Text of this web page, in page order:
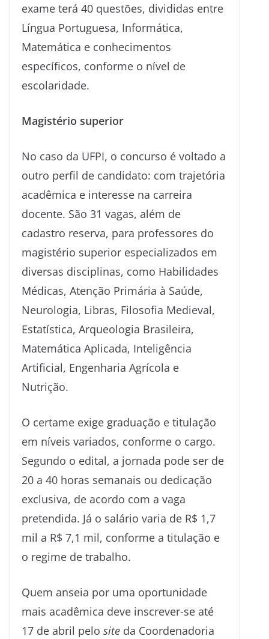
exame terá 40 questões, divididas entre
Língua Portuguesa, Informática,
Matemática e conhecimentos
específicos, conforme o nível de
escolaridade.
Magistério superior
No caso da UFPI, o concurso é voltado a
outro perfil de candidato: com trajetória
acadêmica e interesse na carreira
docente. São 31 vagas, além de
cadastro reserva, para professores do
magistério superior especializados em
diversas disciplinas, como Habilidades
Médicas, Atenção Primária à Saúde,
Neurologia, Libras, Filosofia Medieval,
Estatística, Arqueologia Brasileira,
Matemática Aplicada, Inteligência
Artificial, Engenharia Agrícola e
Nutrição.
O certame exige graduação e titulação
em níveis variados, conforme o cargo.
Segundo o edital, a jornada pode ser de
20 a 40 horas semanais ou dedicação
exclusiva, de acordo com a vaga
pretendida. Já o salário varia de R$ 1,7
mil a R$ 7,1 mil, conforme a titulação e
o regime de trabalho.
Quem anseia por uma oportunidade
mais acadêmica deve inscrever-se até
17 de abril pelo site da Coordenadoria